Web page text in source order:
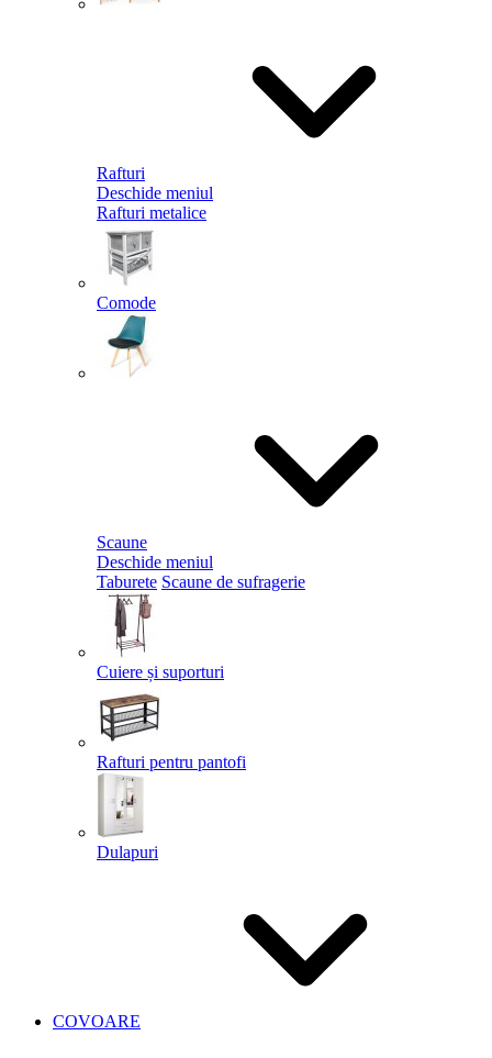
Rafturi
Deschide meniul
Rafturi metalice
Comode
Scaune
Deschide meniul
Taburete Scaune de sufragerie
Cuiere și suporturi
Rafturi pentru pantofi
Dulapuri
COVOARE